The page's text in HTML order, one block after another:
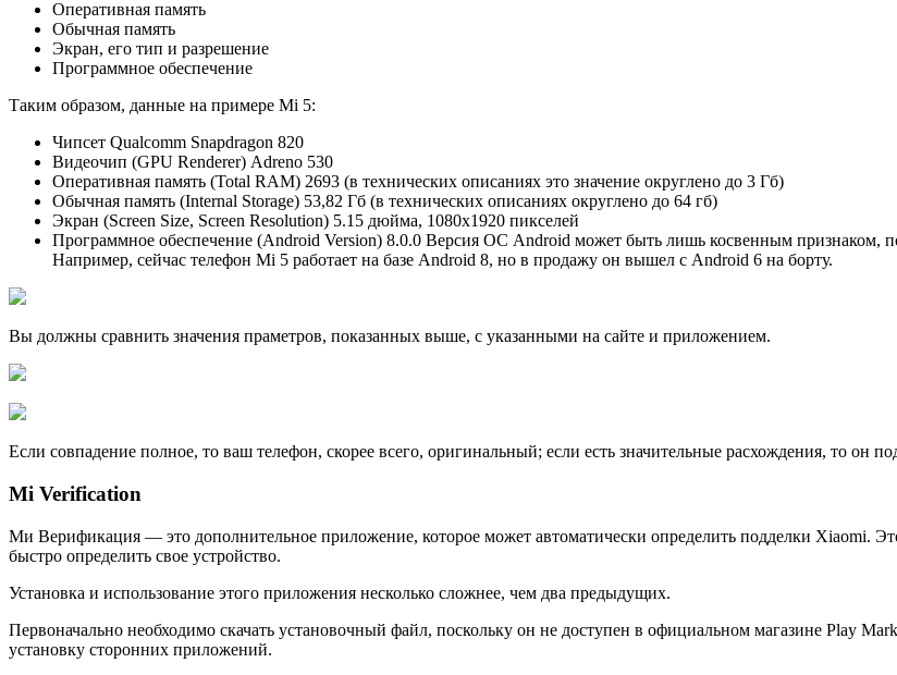
Оперативная память
Обычная память
Экран, его тип и разрешение
Программное обеспечение
Таким образом, данные на примере Mi 5:
Чипсет Qualcomm Snapdragon 820
Видеочип (GPU Renderer) Adreno 530
Оперативная память (Total RAM) 2693 (в технических описаниях это значение округлено до 3 Гб)
Обычная память (Internal Storage) 53,82 Гб (в технических описаниях округлено до 64 гб)
Экран (Screen Size, Screen Resolution) 5.15 дюйма, 1080х1920 пикселей
Программное обеспечение (Android Version) 8.0.0 Версия ОС Android может быть лишь косвенным признаком,
Например, сейчас телефон Mi 5 работает на базе Android 8, но в продажу он вышел с Android 6 на борту.
Вы должны сравнить значения праметров, показанных выше, с указанными на сайте и приложением.
Если совпадение полное, то ваш телефон, скорее всего, оригинальный; если есть значительные расхождения, то он
Mi Verification
Ми Верификация — это дополнительное приложение, которое может автоматически определить подделки Xiaomi.
быстро определить свое устройство.
Установка и использование этого приложения несколько сложнее, чем два предыдущих.
Первоначально необходимо скачать установочный файл, поскольку он не доступен в официальном магазине Play
установку сторонних приложений.